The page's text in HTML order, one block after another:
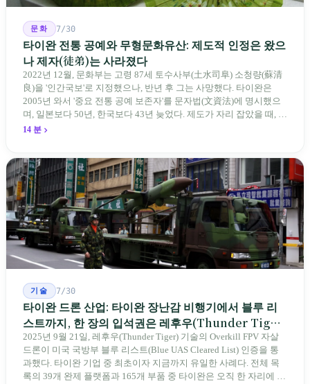
문화 7/30
타이완 전통 공예와 무형문화유산: 제도적 인정은 왔으
나 제자(徒弟)는 사라졌다
2022년 12월, 문화부는 고령 87세 토수사부(土水司阜) 소청량(蘇清
良)을 '인간국보'로 지정했으나, 반년 후 그는 사망했다. 타이완은
2005년 와서 '중요 전통 공예 보존자'를 문자법(文資法)에 명시했으
며, 일본보다 50년, 한국보다 43년 늦었다. 제도가 자리 잡았을 때, 제
자 제도는 이미 1970-80년대 산업화 과정에서 붕괴되었다. 600여 명
14 분
기술 7/30
타이완 드론 산업: 타이완 장난감 비행기에서 블루 리
스트까지, 한 장의 입석권은 레후우(Thunder Tiger)
에게
2025년 9월 21일, 레후우(Thunder Tiger) 기술의 Overkill FPV 자살
드론이 미국 국방부 블루 리스트(Blue UAS Cleared List) 인증을 통
과했다. 타이완 기업 중 최초이자 지금까지 유일한 사례다. 전체 목
록의 39개 완제 플랫폼과 165개 부품 중 타이완은 오직 한 자리에 불